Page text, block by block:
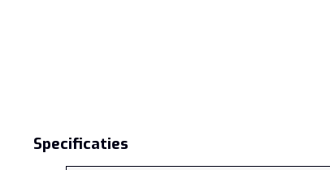
Specificaties